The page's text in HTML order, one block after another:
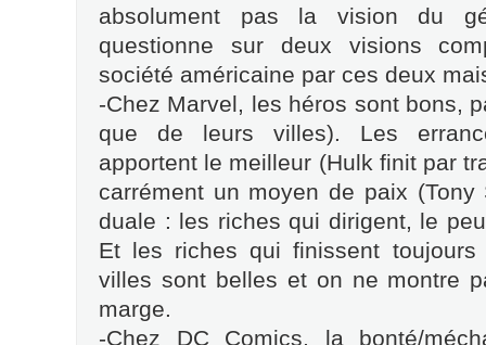
absolument pas la vision du
questionne sur deux visions
société américaine par ces deux
-Chez Marvel, les héros sont bons,
que de leurs villes). Les
apportent le meilleur (Hulk finit par
carrément un moyen de paix
duale : les riches qui dirigent, le
Et les riches qui finissent
villes sont belles et on ne montre
marge.
-Chez DC Comics, la bonté/